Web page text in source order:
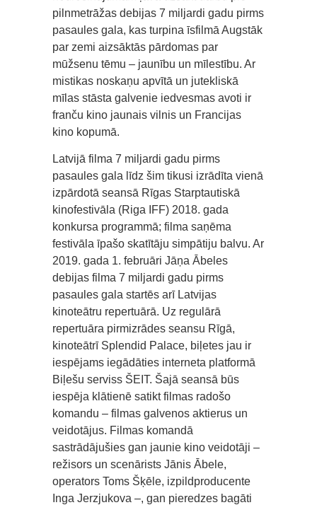
pilnmetrāžas debijas 7 miljardi gadu pirms
pasaules gala, kas turpina īsfilmā Augstāk
par zemi aizsāktās pārdomas par
mūžsenu tēmu – jaunību un mīlestību. Ar
mistikas noskaņu apvītā un jutekliskā
mīlas stāsta galvenie iedvesmas avoti ir
franču kino jaunais vilnis un Francijas
kino kopumā.
Latvijā filma 7 miljardi gadu pirms
pasaules gala līdz šim tikusi izrādīta vienā
izpārdotā seansā Rīgas Starptautiskā
kinofestivāla (Riga IFF) 2018. gada
konkursa programmā; filma saņēma
festivāla īpašo skatītāju simpātiju balvu. Ar
2019. gada 1. februāri Jāņa Ābeles
debijas filma 7 miljardi gadu pirms
pasaules gala startēs arī Latvijas
kinoteātru repertuārā. Uz regulārā
repertuāra pirmizrādes seansu Rīgā,
kinoteātrī Splendid Palace, biļetes jau ir
iespējams iegādāties interneta platformā
Biļešu serviss ŠEIT. Šajā seansā būs
iespēja klātienē satikt filmas radošo
komandu – filmas galvenos aktierus un
veidotājus. Filmas komandā
sastrādājušies gan jaunie kino veidotāji –
režisors un scenārists Jānis Ābele,
operators Toms Šķēle, izpildproducente
Inga Jerzjukova –, gan pieredzes bagāti